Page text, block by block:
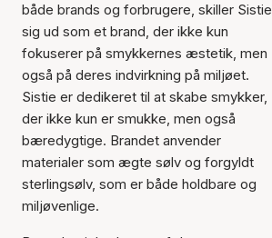
både brands og forbrugere, skiller Sistie
sig ud som et brand, der ikke kun
fokuserer på smykkernes æstetik, men
også på deres indvirkning på miljøet.
Sistie er dedikeret til at skabe smykker,
der ikke kun er smukke, men også
bæredygtige. Brandet anvender
materialer som ægte sølv og forgyldt
sterlingsølv, som er både holdbare og
miljøvenlige.